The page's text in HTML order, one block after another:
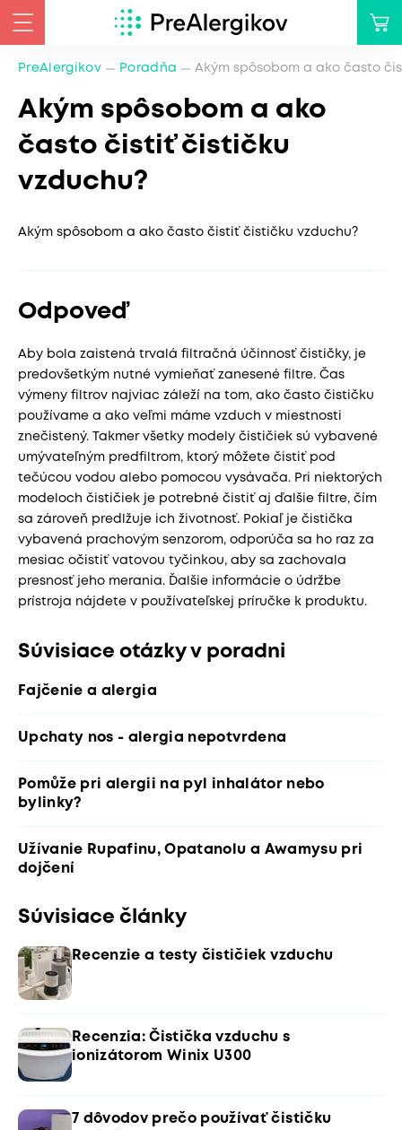
PreAlergikov Poradňa Akým spôsobom a ako často
Akým spôsobom a ako
často čistiť čističku
vzduchu?
Akým spôsobom a ako často čistiť čističku vzduchu?
Odpoveď
Aby bola zaistená trvalá filtračná účinnosť čističky, je
predovšetkým nutné vymieňať zanesené filtre. Čas
výmeny filtrov najviac záleží na tom, ako často čističku
používame a ako veľmi máme vzduch v miestnosti
znečistený. Takmer všetky modely čističiek sú vybavené
umývateľným predfiltrom, ktorý môžete čistiť pod
tečúcou vodou alebo pomocou vysávača. Pri niektorých
modeloch čističiek je potrebné čistiť aj ďalšie filtre, čím
sa zároveň predlžuje ich životnosť. Pokiaľ je čistička
vybavená prachovým senzorom, odporúča sa ho raz za
mesiac očistiť vatovou tyčinkou, aby sa zachovala
presnosť jeho merania. Ďalšie informácie o údržbe
prístroja nájdete v používateľskej príručke k produktu.
Súvisiace otázky v poradni
Fajčenie a alergia
Upchaty nos - alergia nepotvrdena
Pomůže pri alergii na pyl inhalátor nebo
bylinky?
Užívanie Rupafinu, Opatanolu a Awamysu pri
dojčení
Súvisiace články
Recenzie a testy čističiek vzduchu
Recenzia: Čistička vzduchu s
ionizátorom Winix U300
7 dôvodov prečo používať čističku